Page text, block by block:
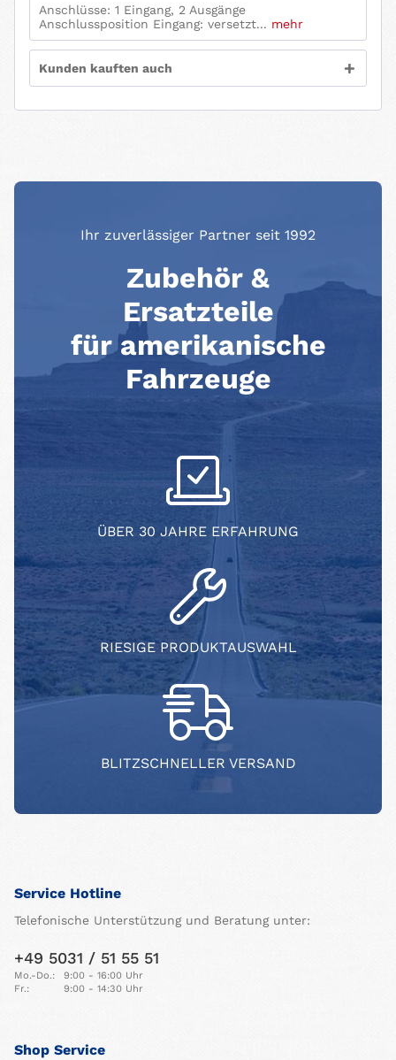
Anschlüsse: 1 Eingang, 2 Ausgänge
Anschlussposition Eingang: versetzt... mehr
Kunden kauften auch
Ihr zuverlässiger Partner seit 1992
Zubehör &
Ersatzteile
für amerikanische
Fahrzeuge
ÜBER 30 JAHRE ERFAHRUNG
RIESIGE PRODUKTAUSWAHL
BLITZSCHNELLER VERSAND
Service Hotline
Telefonische Unterstützung und Beratung unter:
+49 5031 / 51 55 51
Mo.-Do.:
9:00 - 16:00 Uhr
Fr.:
9:00 - 14:30 Uhr
Shop Service